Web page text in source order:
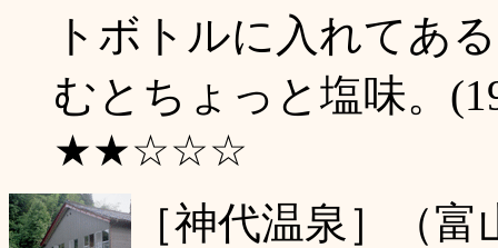
トボトルに入れてあ
むとちょっと塩味。
★★☆☆☆
［神代温泉］（